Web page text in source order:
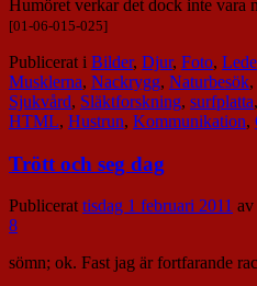
Humöret verkar det dock inte vara
[01-06-015-025]
Publicerat i Bilder, Djur, Foto,
Musklerna, Nackrygg, Naturbesök,
Sjukvård, Släktforskning, surfplatta,
HTML, Hustrun, Kommunikation,
Trött och seg dag
Publicerattisdag 1 februari 2011 av
8
sömn; ok. Fast jag är fortfarande